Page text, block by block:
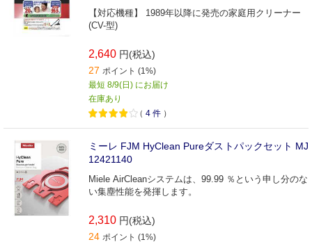
【対応機種】 1989年以降に発売の家庭用クリーナー
(CV-型)
2,640 円(税込)
27 ポイント (1%)
最短 8/9(日) にお届け
在庫あり
（ 4 件 ）
ミーレ FJM HyClean Pureダストパックセット MJ
12421140
Miele AirCleanシステムは、99.99 ％という申し分のな
い集塵性能を発揮します。
2,310 円(税込)
24 ポイント (1%)